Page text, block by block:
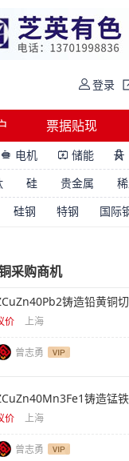
登录
票据贴现
 电机  储能 
硅 贵金属
硅钢 特钢 国际
采购商机
价 上海
曾志勇
价 上海
曾志勇